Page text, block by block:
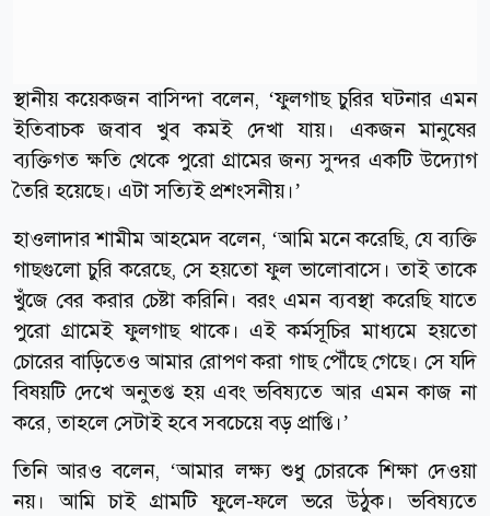
স্থানীয় কয়েকজন বাসিন্দা বলেন, ‘ফুলগাছ চুরির ঘটনার এমন
ইতিবাচক জবাব খুব কমই দেখা যায়। একজন মানুষের
ব্যক্তিগত ক্ষতি থেকে পুরো গ্রামের জন্য সুন্দর একটি উদ্যোগ
তৈরি হয়েছে। এটা সত্যিই প্রশংসনীয়।’
হাওলাদার শামীম আহমেদ বলেন, ‘আমি মনে করেছি, যে ব্যক্তি
গাছগুলো চুরি করেছে, সে হয়তো ফুল ভালোবাসে। তাই তাকে
খুঁজে বের করার চেষ্টা করিনি। বরং এমন ব্যবস্থা করেছি যাতে
পুরো গ্রামেই ফুলগাছ থাকে। এই কর্মসূচির মাধ্যমে হয়তো
চোরের বাড়িতেও আমার রোপণ করা গাছ পৌঁছে গেছে। সে যদি
বিষয়টি দেখে অনুতপ্ত হয় এবং ভবিষ্যতে আর এমন কাজ না
করে, তাহলে সেটাই হবে সবচেয়ে বড় প্রাপ্তি।’
তিনি আরও বলেন, ‘আমার লক্ষ্য শুধু চোরকে শিক্ষা দেওয়া
নয়। আমি চাই গ্রামটি ফুলে-ফলে ভরে উঠুক। ভবিষ্যতে